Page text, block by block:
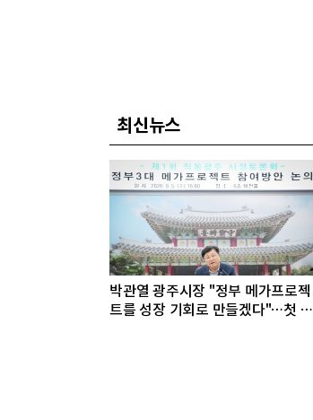
최신뉴스
박관열 광주시장 "정부 메가프로젝
트를 성장 기회로 만들겠다"…첫 시